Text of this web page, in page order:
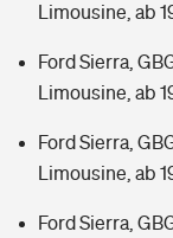
Limousine, ab
Ford Sierra,
Limousine, ab
Ford Sierra,
Limousine, ab
Ford Sierra,